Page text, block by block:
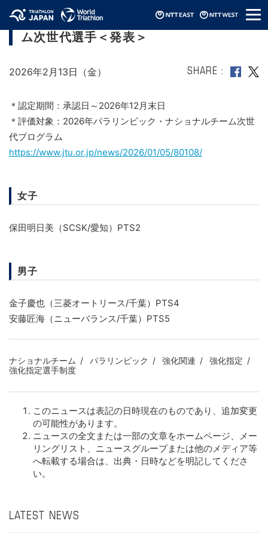
メ
ニ
2026年パラリンピック・ナショナルチー
ム次世代選手＜発表＞
2026年2月13日（金） SHARE
＊認定期間：承認日～2026年12月末日
＊評価対象：2026年パラリンピック・ナショナルチーム次世
代プログラム
https://www.jtu.or.jp/news/2026/01/05/80108/
女子
保田明日美（SCSK/愛知）PTS2
男子
金子慶也（三菱オートリース/千葉）PTS4
安藤匠海（ニューバランス/千葉）PTS5
ナショナルチーム パラリンピック 強化関連
強化指定
強化指定選手制度
このニュースは表記の日時現在のものであり、追加変更
の可能性があります。
ニュースの全文または一部の文章をホームページ、メー
リングリスト、ニュースグループまたは他のメディア等
へ転載する場合は、出典・日時などを明記してくださ
い。
LATEST NEWS